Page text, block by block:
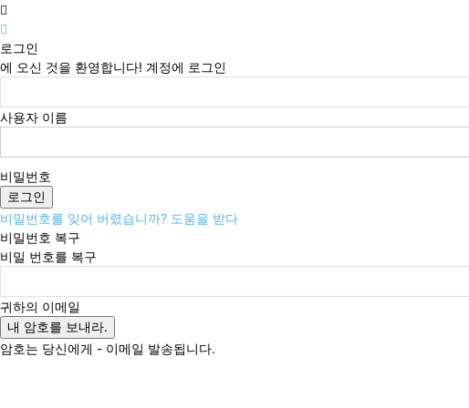
로그인
에 오신 것을 환영합니다! 계정에 로그인
사용자 이름
비밀번호
비밀번호를 잊어 버렸습니까? 도움을 받다
비밀번호 복구
비밀 번호를 복구
귀하의 이메일
암호는 당신에게 - 이메일 발송됩니다.